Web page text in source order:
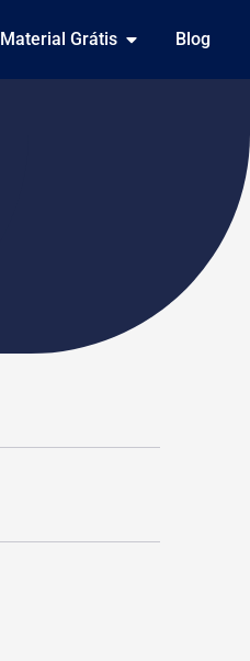
Material Grátis Blog